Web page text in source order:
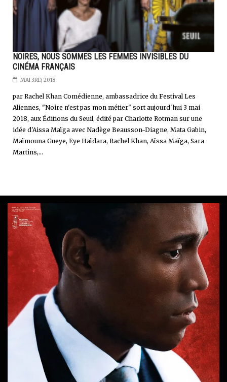
NOIRES, NOUS SOMMES LES FEMMES INVISIBLES DU
CINÉMA FRANÇAIS
MAI 3RD, 2018
par Rachel Khan Comédienne, ambassadrice du Festival Les
Aliennes, "Noire n'est pas mon métier" sort aujourd'hui 3 mai
2018, aux Éditions du Seuil, édité par Charlotte Rotman sur une
idée d'Aissa Maïga avec Nadège Beausson-Diagne, Mata Gabin,
Maïmouna Gueye, Eye Haïdara, Rachel Khan, Aïssa Maïga, Sara
Martins,...